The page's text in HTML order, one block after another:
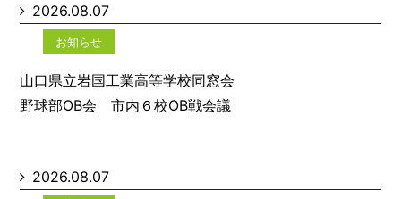
2026.08.07
お知らせ
山口県立岩国工業高等学校同窓会
野球部OB会 市内６校OB戦会議
2026.08.07